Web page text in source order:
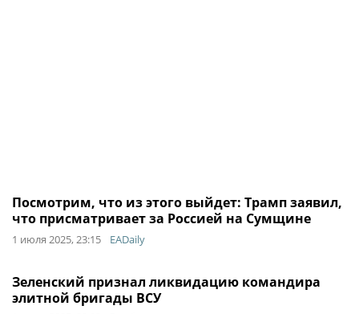
Посмотрим, что из этого выйдет: Трамп заявил,
что присматривает за Россией на Сумщине
1 июля 2025, 23:15 EADaily
Зеленский признал ликвидацию командира
элитной бригады ВСУ